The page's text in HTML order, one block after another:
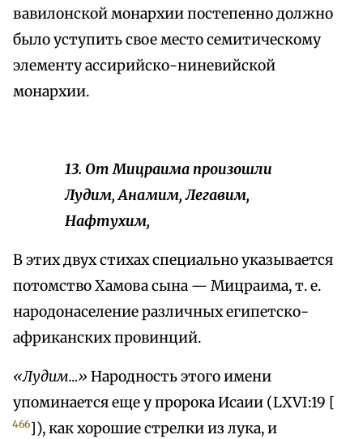
вавилонской монархии постепенно должно
было уступить свое место семитическому
элементу ассирийско-ниневийской
монархии.
13. От Мицраима произошли
Лудим, Анамим, Легавим,
Нафтухим,
В этих двух стихах специально указывается
потомство Хамова сына — Мицраима, т. е.
народонаселение различных египетско-
африканских провинций.
«Лудим…» Народность этого имени
упоминается еще у пророка Исаии (LXVI:19 [
466]), как хорошие стрелки из лука, и